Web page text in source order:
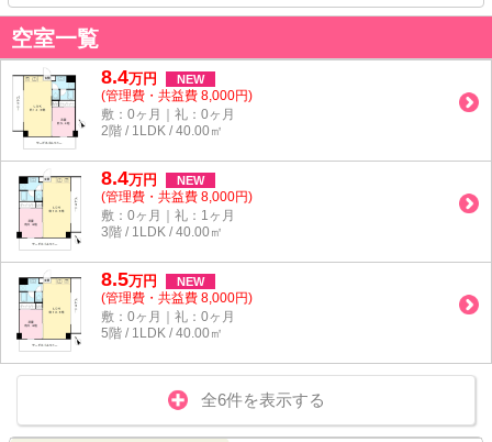
空室一覧
8.4万円 NEW
(管理費・共益費 8,000円)
敷：0ヶ月｜礼：0ヶ月
2階 / 1LDK / 40.00㎡
8.4万円 NEW
(管理費・共益費 8,000円)
敷：0ヶ月｜礼：1ヶ月
3階 / 1LDK / 40.00㎡
8.5万円 NEW
(管理費・共益費 8,000円)
敷：0ヶ月｜礼：0ヶ月
5階 / 1LDK / 40.00㎡
全6件を表示する